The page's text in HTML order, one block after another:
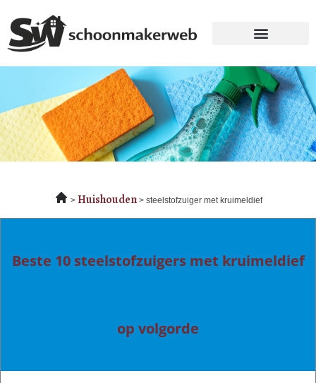
Huishouden steelstofzuiger met kruimeldief
Beste 10 steelstofzuigers met kruimeldief
op volgorde